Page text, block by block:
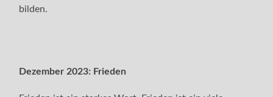
bilden.
Dezember 2023: Frieden